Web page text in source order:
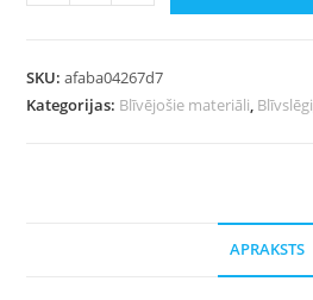
SKU:afaba04267d7
Kategorijas: Blīvējošie materiāli, Blīvslēgi
APRAKSTS